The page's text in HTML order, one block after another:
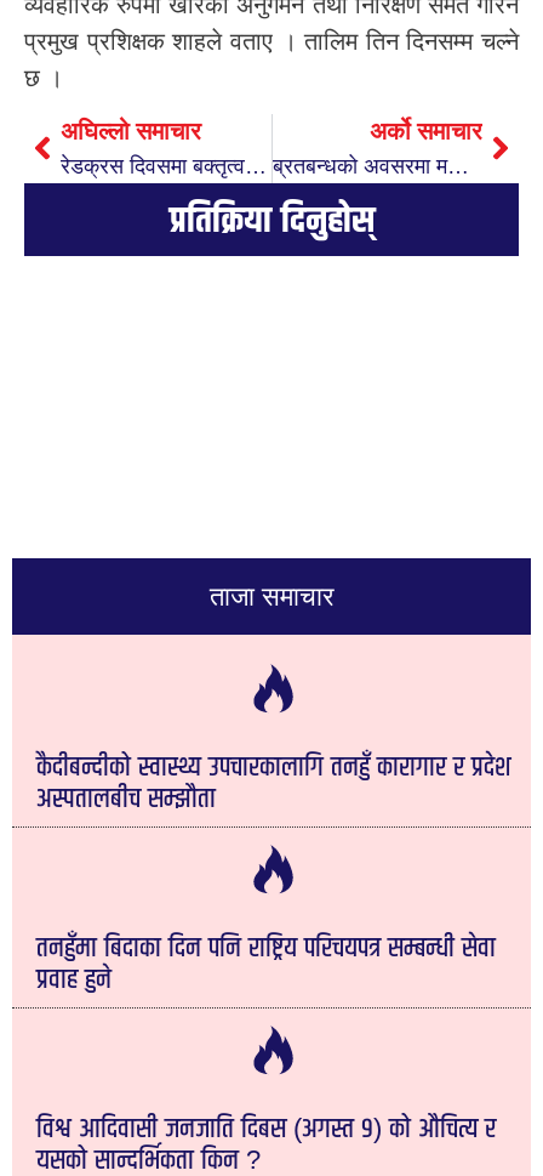
प्रमुख प्रशिक्षक शाहले वताए । तालिम तिन दिनसम्म चल्ने
छ ।
अघिल्लो समाचार
रेडक्रस दिवसमा बक्तृत्वकला प्रतियोगिता
अर्को समाचार
ब्रतबन्धको अवसरमा मन्दिरलाई नगद सहयोग
प्रतिक्रिया दिनुहोस्
ताजा समाचार
कैदीबन्दीको स्वास्थ्य उपचारकालागि तनहुँ कारागार र प्रदेश
अस्पतालबीच सम्झौता
तनहुँमा बिदाका दिन पनि राष्ट्रिय परिचयपत्र सम्बन्धी सेवा
प्रवाह हुने
विश्व आदिवासी जनजाति दिबस (अगस्त ९) को औचित्य र
यसको सान्दर्भिकता किन ?